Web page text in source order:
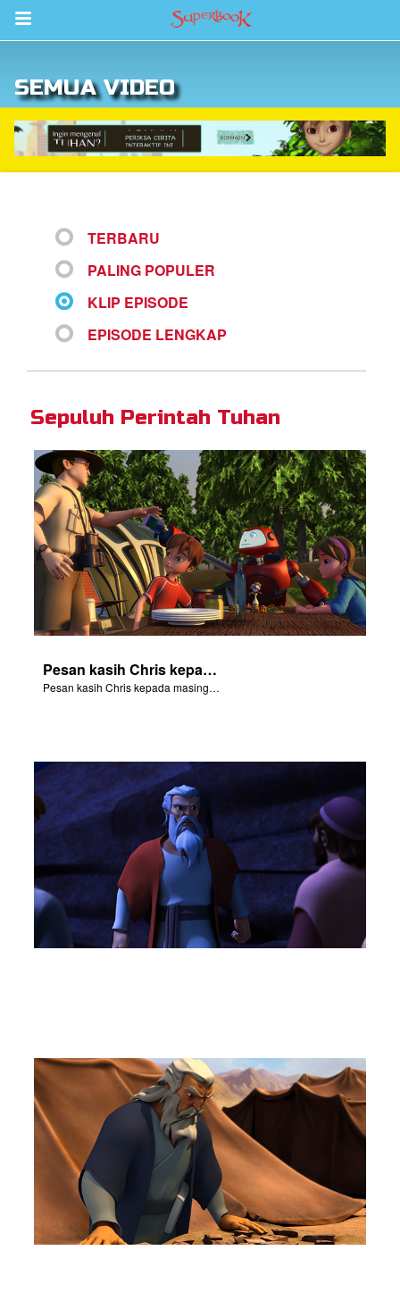
Return to Content
SEMUA VIDEO
TERBARU
PALING POPULER
KLIP EPISODE
EPISODE LENGKAP
Sepuluh Perintah Tuhan
Pesan kasih Chris kepada masing-masing kita.
Pesan kasih Chris kepada masing-masing kita.